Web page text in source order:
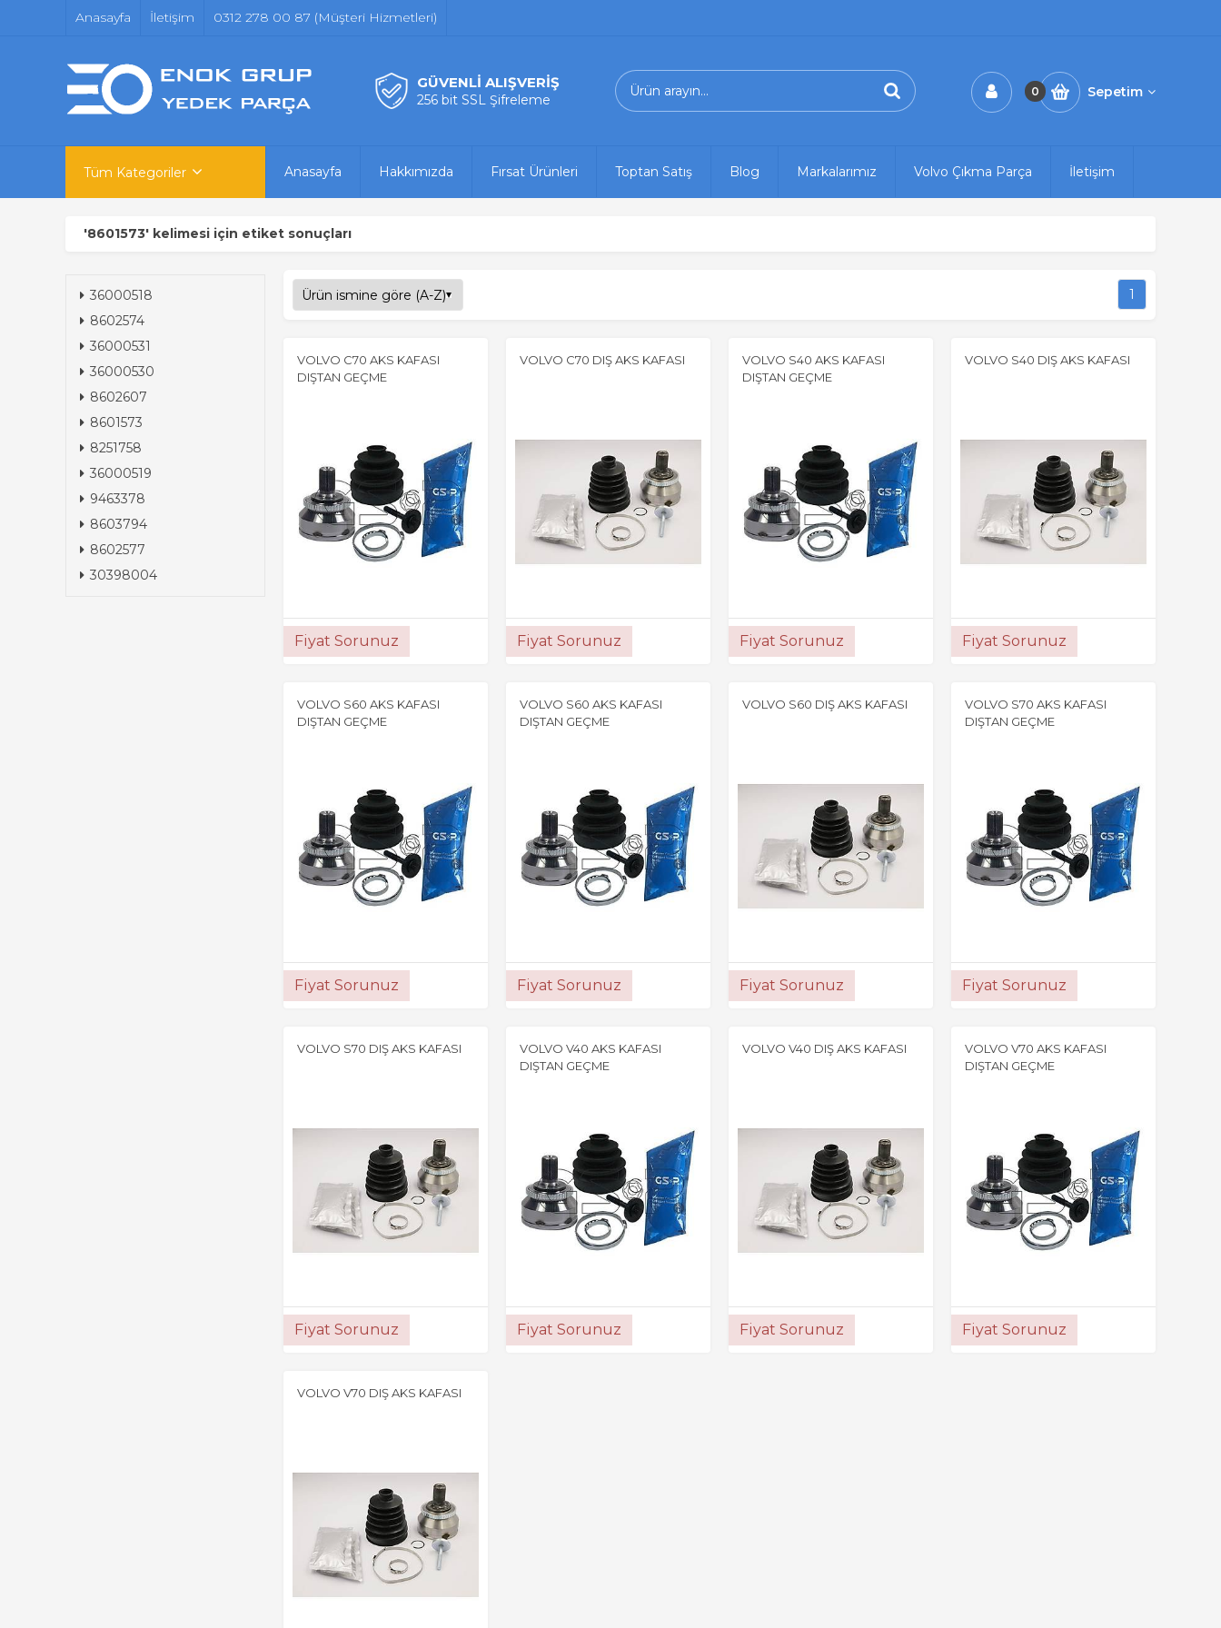
Anasayfa İletişim 0312 278 00 87 (Müşteri Hizmetleri)
GÜVENLİ ALIŞVERİŞ
256 bit SSL Şifreleme
0 Sepetim
Tüm Kategoriler Anasayfa Hakkımızda Fırsat Ürünleri Toptan Satış Blog Markalarımız Volvo Çıkma Parça İletişim
'8601573' kelimesi için etiket sonuçları
36000518
8602574
36000531
36000530
8602607
8601573
8251758
36000519
9463378
8603794
8602577
30398004
1
VOLVO C70 AKS KAFASI
DIŞTAN GEÇME
Fiyat Sorunuz
VOLVO C70 DIŞ AKS KAFASI
Fiyat Sorunuz
VOLVO S40 AKS KAFASI
DIŞTAN GEÇME
Fiyat Sorunuz
VOLVO S40 DIŞ AKS KAFASI
Fiyat Sorunuz
VOLVO S60 AKS KAFASI
DIŞTAN GEÇME
Fiyat Sorunuz
VOLVO S60 AKS KAFASI
DIŞTAN GEÇME
Fiyat Sorunuz
VOLVO S60 DIŞ AKS KAFASI
Fiyat Sorunuz
VOLVO S70 AKS KAFASI
DIŞTAN GEÇME
Fiyat Sorunuz
VOLVO S70 DIŞ AKS KAFASI
Fiyat Sorunuz
VOLVO V40 AKS KAFASI
DIŞTAN GEÇME
Fiyat Sorunuz
VOLVO V40 DIŞ AKS KAFASI
Fiyat Sorunuz
VOLVO V70 AKS KAFASI
DIŞTAN GEÇME
Fiyat Sorunuz
VOLVO V70 DIŞ AKS KAFASI